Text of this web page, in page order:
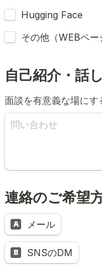
Hugging Face
その他（WEBペー
自己紹介・話
面談を有意義な場にす
連絡のご希望
Untitled multiple
A メール
B SNSのDM